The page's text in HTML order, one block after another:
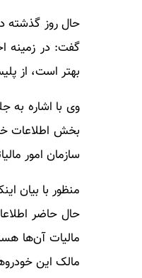
حال روز گذشته
گفت: در زمینه
بهتر است، از
وی با اشاره به
بخش اطلاعات
سازمان امور
منظور با بیان
مالیات آن‌ها
مالک این